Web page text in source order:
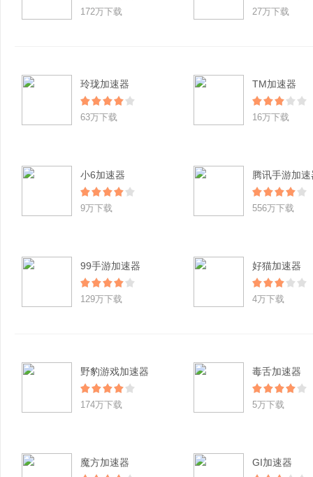
172万下载 27万下载
玲珑加速器
63万下载
TM加速器
16万下载
小6加速器
9万下载
腾讯手游加速
556万下载
99手游加速器
129万下载
好猫加速器
4万下载
野豹游戏加速器
174万下载
毒舌加速器
5万下载
魔方加速器 GI加速器